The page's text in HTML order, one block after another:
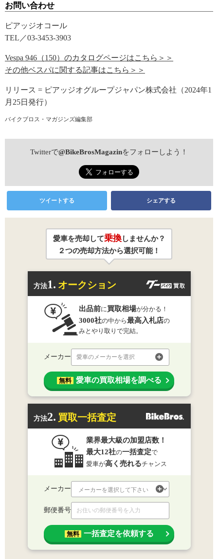
お問い合わせ
ピアッジオコール
TEL／03-3453-3903
Vespa 946（150）のカタログページはこちら＞＞
その他ベスパに関する記事はこちら＞＞
リリース = ピアッジオグループジャパン株式会社（2024年1
月25日発行）
バイクブロス・マガジンズ編集部
Twitterで@BikeBrosMagazinをフォローしよう！
ツイートする シェアする
愛車を売却して乗換しませんか？
２つの売却方法から選択可能！
方法1. オークション
出品前に 買取相場が分かる！
3000社の中から最高入札店の
みとやり取りで完結。
メーカー 愛車のメーカーを選択
無料 愛車の買取相場を調べる
方法2. 買取一括査定
業界最大級の加盟店数！
最大12社の一括査定で
愛車が高く売れるチャンス
メーカー
郵便番号
無料 一括査定を依頼する